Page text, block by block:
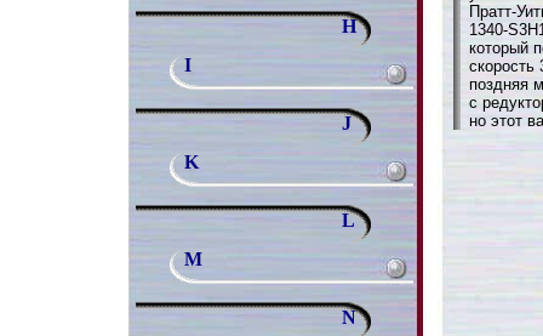
H
I
J
K
L
M
N
Пратт-
1340-
который
поздняя
с
но этот